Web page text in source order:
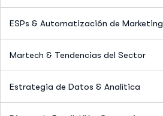
ESPs & Automatización de Marketing
Martech & Tendencias del Sector
Estrategia de Datos & Analítica